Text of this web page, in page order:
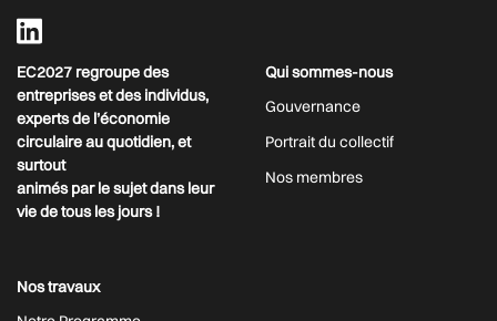
EC2027 regroupe des
entreprises et des individus,
experts de l’économie
circulaire au quotidien, et
surtout
animés par le sujet dans leur
vie de tous les jours !
Qui sommes-nous
Gouvernance
Portrait du collectif
Nos membres
Nos travaux